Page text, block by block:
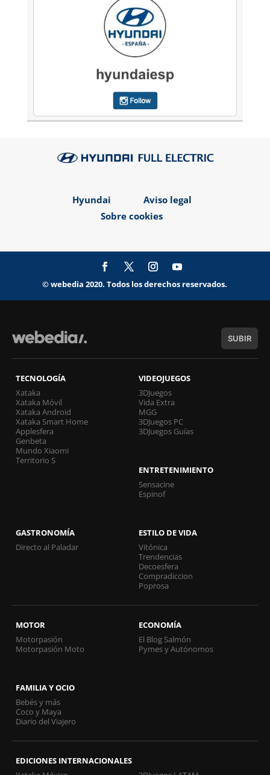
Hyundai
Aviso legal
Sobre cookies
© webedia 2020. Todos los derechos reservados.
SUBIR
TECNOLOGÍA
Xataka
Xataka Móvil
Xataka Android
Xataka Smart Home
Applesfera
Genbeta
Mundo Xiaomi
Territorio S
VIDEOJUEGOS
3DJuegos
Vida Extra
MGG
3DJuegos PC
3DJuegos Guías
ENTRETENIMIENTO
Sensacine
Espinof
GASTRONOMÍA
Directo al Paladar
ESTILO DE VIDA
Vitónica
Trendencias
Decoesfera
Compradiccion
Poprosa
MOTOR
Motorpasión
Motorpasión Moto
ECONOMÍA
El Blog Salmón
Pymes y Autónomos
FAMILIA Y OCIO
Bebés y más
Coco y Maya
Diario del Viajero
EDICIONES INTERNACIONALES